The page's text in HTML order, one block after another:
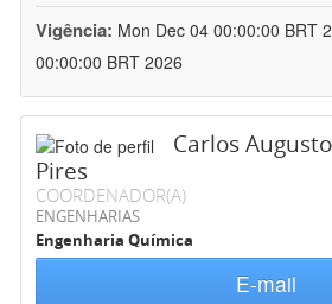
Vigência: Mon Dec 04 00:00:00 BRT
00:00:00 BRT 2026
Carlos
Pires
COORDENADOR(A)
ENGENHARIAS
Engenharia Química
E-mail